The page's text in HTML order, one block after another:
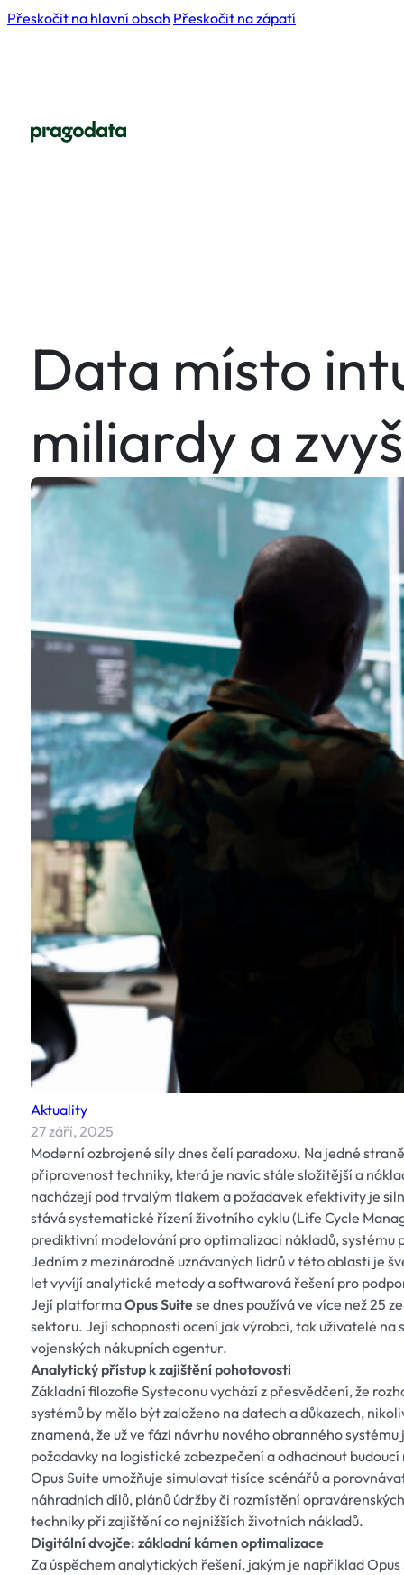
Přeskočit na hlavní obsah Přeskočit na zápatí
Data místo
miliardy a
Aktuality
27 září, 2025
Moderní ozbrojené síly dnes čelí paradoxu. Na jedné
připravenost techniky, která je navíc stále složitější a
nacházejí pod trvalým tlakem a požadavek efektivity je
stává systematické řízení životního cyklu (Life Cycle
prediktivní modelování pro optimalizaci nákladů, systému
Jedním z mezinárodně uznávaných lídrů v této oblasti je
let vyvíjí analytické metody a softwarová řešení pro
Její platformaOpus Suitese dnes používá ve více než 25
sektoru. Její schopnosti ocení jak výrobci, tak uživatelé
vojenských nákupních agentur.
Analytický přístup k zajištění pohotovosti
Základní filozofie Systeconu vychází z přesvědčení, že
systémů by mělo být založeno na datech a důkazech,
znamená, že už ve fázi návrhu nového obranného
požadavky na logistické zabezpečení a odhadnout
Opus Suite umožňuje simulovat tisíce scénářů a
náhradních dílů, plánů údržby či rozmístění
techniky při zajištění co nejnižších životních nákladů.
Digitální dvojče: základní kámen optimalizace
Za úspěchem analytických řešení, jakým je například